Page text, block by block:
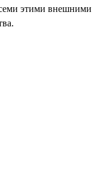
этими внешними